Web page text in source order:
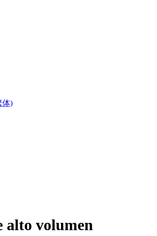
体)
alto volumen